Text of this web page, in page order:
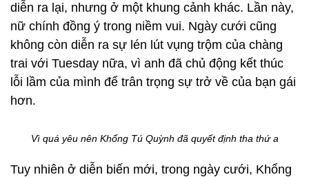
diễn ra lại, nhưng ở một khung cảnh khác. Lần này,
nữ chính đồng ý trong niềm vui. Ngày cưới cũng
không còn diễn ra sự lén lút vụng trộm của chàng
trai với Tuesday nữa, vì anh đã chủ động kết thúc
lỗi lầm của mình để trân trọng sự trở về của bạn gái
hơn.
Vì quá yêu nên Khổng Tú Quỳnh đã quyết định tha thứ a
Tuy nhiên ở diễn biến mới, trong ngày cưới, Khổng